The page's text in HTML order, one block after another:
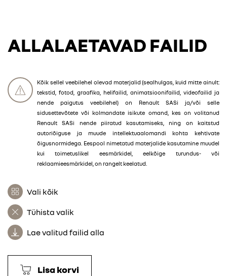
ALLALAETAVAD FAILID
Kõik sellel veebilehel olevad materjalid (sealhulgas, kuid mitte ainult:
tekstid, fotod, graafika, helifailid, animatsioonifailid, videofailid ja
nende paigutus veebilehel) on Renault SASi ja/või selle
sidusettevõtete või kolmandate isikute omand, kes on volitanud
Renault SASi nende piiratud kasutamiseks, ning on kaitstud
autoriõiguse ja muude intellektuaalomandi kohta kehtivate
õigusnormidega. Eespool nimetatud materjalide kasutamine muudel
kui toimetuslikel eesmärkidel, eelkõige turundus- või
reklaamieesmärkidel, on rangelt keelatud.
Vali kõik
Tühista valik
Lae valitud failid alla
Lisa korvi